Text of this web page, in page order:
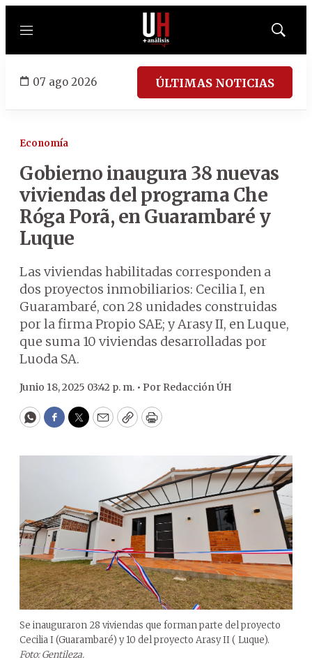
Menú
Mostrar
07 ago 2026 ÚLTIMAS NOTICIAS
Economía
Gobierno inaugura 38 nuevas
viviendas del programa Che
Róga Porã, en Guarambaré y
Luque
Las viviendas habilitadas corresponden a
dos proyectos inmobiliarios: Cecilia I, en
Guarambaré, con 28 unidades construidas
por la firma Propio SAE; y Arasy II, en Luque,
que suma 10 viviendas desarrolladas por
Luoda SA.
Junio 18, 2025 03:42 p. m. • Por Redacción ÚH
WhatsApp
Facebook
Twitter
EmailCopyPrint
Se inauguraron 28 viviendas que forman parte del proyecto
Cecilia I (Guarambaré) y 10 del proyecto Arasy II ( Luque).
Foto: Gentileza.